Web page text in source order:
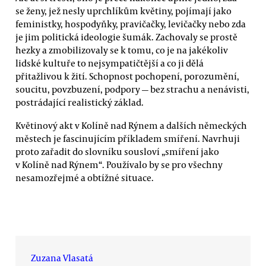
se ženy, jež nesly uprchlíkům květiny, pojímají jako
feministky, hospodyňky, pravičačky, levičačky nebo zda
je jim politická ideologie šumák. Zachovaly se prostě
hezky a zmobilizovaly se k tomu, co je na jakékoliv
lidské kultuře to nejsympatičtější a co ji dělá
přitažlivou k žití. Schopnost pochopení, porozumění,
soucitu, povzbuzení, podpory — bez strachu a nenávisti,
postrádající realistický základ.
Květinový akt v Kolíně nad Rýnem a dalších německých
městech je fascinujícím příkladem smíření. Navrhuji
proto zařadit do slovníku sousloví „smíření jako
v Kolíně nad Rýnem“. Používalo by se pro všechny
nesamozřejmé a obtížné situace.
Zuzana Vlasatá